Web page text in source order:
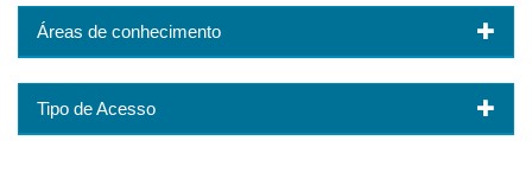
Áreas de conhecimento
Tipo de Acesso